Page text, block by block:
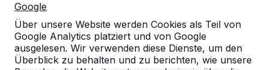
Google
Über unsere Website werden Cookies als Teil von
Google Analytics platziert und von Google
ausgelesen. Wir verwenden diese Dienste, um den
Überblick zu behalten und zu berichten, wie unsere
Unsere Produkte finden Sie in ganz Europa
und darüber hinaus. Sehen Sie hier, wo Sie
ein HeBlad-Produkt in Ihrer Nähe finden.
Produkt